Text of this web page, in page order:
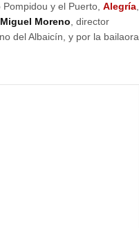
Pompidou y el Puerto,Alegría
Miguel Moreno , director
del Albaicín, y por la bailaora